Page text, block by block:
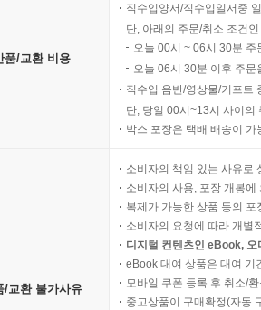
품/교환 비용
직수입양서/직수입일서중
단, 아래의 주문/취소 조건
오늘 00시 ~ 06시 30분
오늘 06시 30분 이후 주
직수입 음반/영상물/기프트
단, 당일 00시~13시 사이의
박스 포장은 택배 배송이
/교환 불가사유
소비자의 책임 있는 사유로
소비자의 사용, 포장 개봉
복제가 가능한 상품 등의
소비자의 요청에 따라 개별
디지털 컨텐츠인 eBook,
eBook 대여 상품은 대여 기
모바일 쿠폰 등록 후 취소/
중고상품이 구매확정(자동